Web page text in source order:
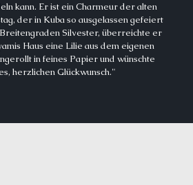
kann. Er ist ein Charmeur der alten
der in Kuba so ausgelassen gefeiert
Silvester, überreichte er
Haus eine Lilie aus dem eigenen
in feines Papier und wünschte
herzlichen Glückwunsch."